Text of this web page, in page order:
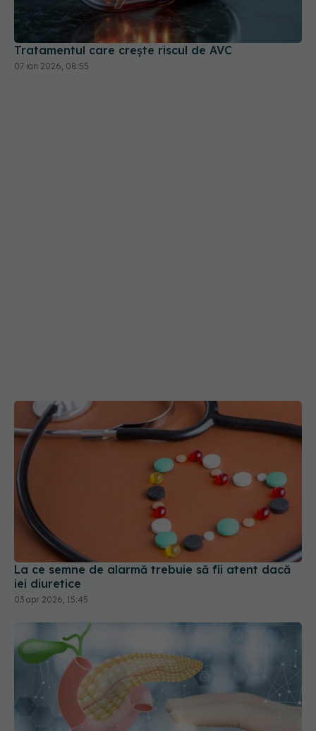
Tratamentul care crește riscul de AVC
07 ian 2026, 08:55
La ce semne de alarmă trebuie să fii atent dacă
iei diuretice
03 apr 2026, 15:45